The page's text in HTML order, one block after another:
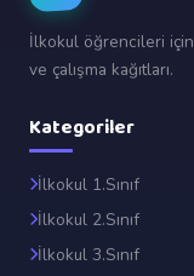
İlkokul öğrencileri
ve çalışma kağıtları.
Kategoriler
İlkokul 1.Sınıf
İlkokul 2.Sınıf
İlkokul 3.Sınıf